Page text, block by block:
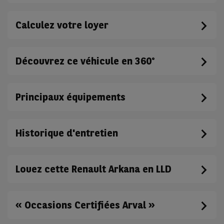
Calculez votre loyer
Découvrez ce véhicule en 360°
Principaux équipements
Historique d'entretien
Louez cette Renault Arkana en LLD
« Occasions Certifiées Arval »